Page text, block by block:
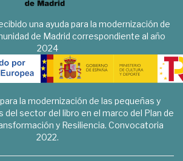
una ayuda para la modernización de
de Madrid correspondiente al año
2024
la modernización de las pequeñas y
del sector del libro en el marco del Plan de
y Resiliencia. Convocatoria
2022.